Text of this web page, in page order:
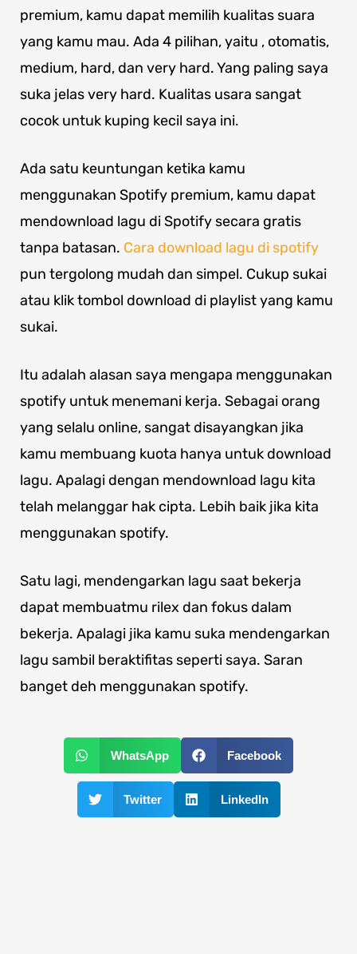
premium, kamu dapat memilih kualitas suara
yang kamu mau. Ada 4 pilihan, yaitu , otomatis,
medium, hard, dan very hard. Yang paling saya
suka jelas very hard. Kualitas usara sangat
cocok untuk kuping kecil saya ini.
Ada satu keuntungan ketika kamu
menggunakan Spotify premium, kamu dapat
mendownload lagu di Spotify secara gratis
tanpa batasan. Cara download lagu di spotify
pun tergolong mudah dan simpel. Cukup sukai
atau klik tombol download di playlist yang kamu
sukai.
Itu adalah alasan saya mengapa menggunakan
spotify untuk menemani kerja. Sebagai orang
yang selalu online, sangat disayangkan jika
kamu membuang kuota hanya untuk download
lagu. Apalagi dengan mendownload lagu kita
telah melanggar hak cipta. Lebih baik jika kita
menggunakan spotify.
Satu lagi, mendengarkan lagu saat bekerja
dapat membuatmu rilex dan fokus dalam
bekerja. Apalagi jika kamu suka mendengarkan
lagu sambil beraktifitas seperti saya. Saran
banget deh menggunakan spotify.
WhatsApp Facebook
Twitter LinkedIn